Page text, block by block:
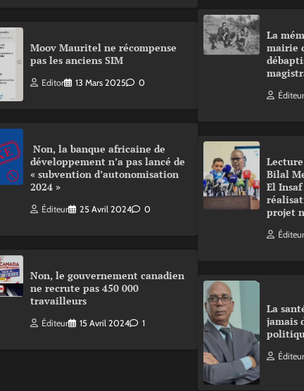
Moov Mauritel ne récompense
pas les anciens SIM
Editor 13 Mars 2025 0
Non, la banque africaine de
développement n’a pas lancé de
« subvention d’autonomisation
2024 »
Éditeur 25 Avril 2024 0
Non, le gouvernement canadien
ne recrute pas 450 000
travailleurs
Éditeur 15 Avril 2024 1
La
mairie
Éditeur
Bilal
El
projet
Éditeur
La
jamais
Éditeur